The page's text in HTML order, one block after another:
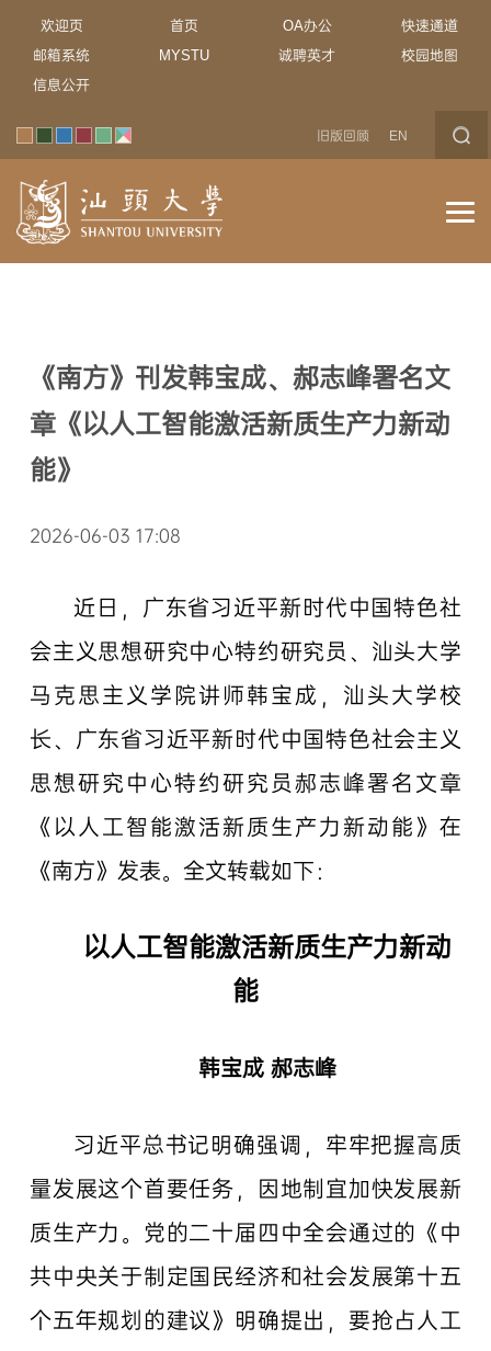
欢迎页 首页 OA办公
快速通道
邮箱系统
MYSTU 诚聘英才
校园地图
信息公开
旧版回顾 EN
《南方》刊发韩宝成、郝志峰署名文
章《以人工智能激活新质生产力新动
能》
2026-06-03 17:08
近日，广东省习近平新时代中国特色社
会主义思想研究中心特约研究员、汕头大学
马克思主义学院讲师韩宝成，汕头大学校
长、广东省习近平新时代中国特色社会主义
思想研究中心特约研究员郝志峰署名文章
《以人工智能激活新质生产力新动能》在
《南方》发表。全文转载如下：
以人工智能激活新质生产力新动
能
韩宝成 郝志峰
习近平总书记明确强调，牢牢把握高质
量发展这个首要任务，因地制宜加快发展新
质生产力。党的二十届四中全会通过的《中
共中央关于制定国民经济和社会发展第十五
个五年规划的建议》明确提出，要抢占人工